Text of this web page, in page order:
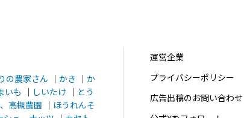
の農家さん ｜ かき ｜ か
いも ｜ しいたけ ｜ とう
高槻農園 ｜ ほうれんそ
運営企業
プライバシーポリシー
広告出稿のお問い合わせ